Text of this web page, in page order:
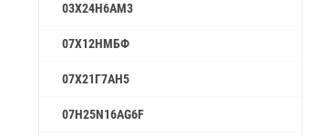
03Х24Н6АМ3
07Х12НМБФ
07Х21Г7АН5
07H25N16AG6F